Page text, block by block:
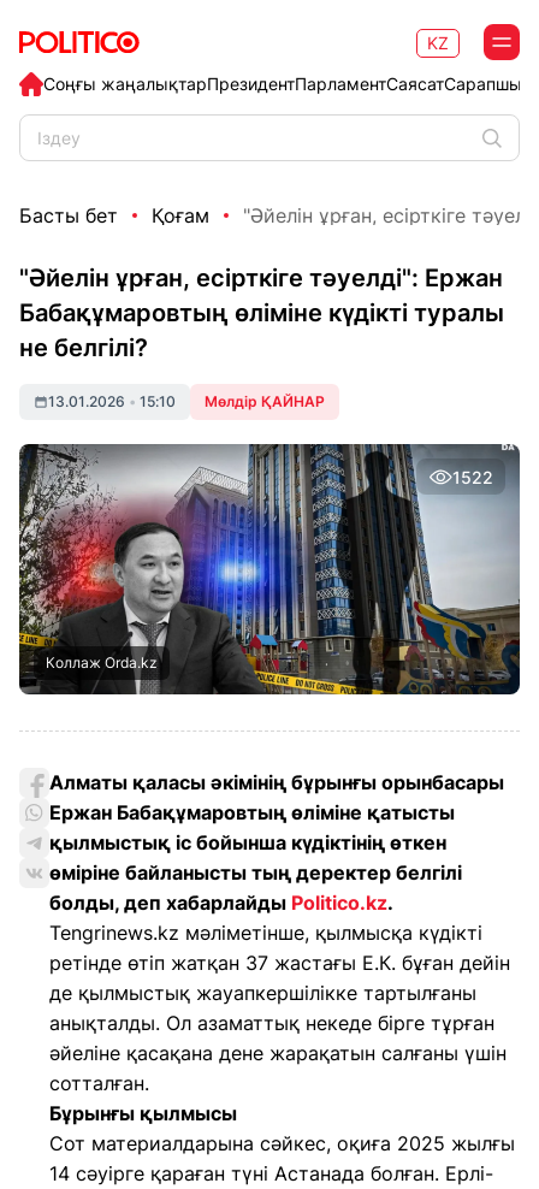
Соңғы жаңалықтарПрезидентПарламентСаясат
KZ
Басты бет Қоғам "Әйелін ұрған, есірткіге
"Әйелін ұрған, есірткіге тәуелді": Ержан
Бабақұмаровтың өліміне күдікті туралы
не белгілі?
13.01.2026 • 15:10 Мөлдір ҚАЙНАР
1522
Коллаж Orda.kz
Алматы қаласы әкімінің бұрынғы орынбасары
Ержан Бабақұмаровтың өліміне қатысты
қылмыстық іс бойынша күдіктінің өткен
өміріне байланысты тың деректер белгілі
болды, деп хабарлайды Politico.kz.
Tengrinews.kz мәліметінше, қылмысқа күдікті
ретінде өтіп жатқан 37 жастағы Е.К. бұған дейін
де қылмыстық жауапкершілікке тартылғаны
анықталды. Ол азаматтық некеде бірге тұрған
әйеліне қасақана дене жарақатын салғаны үшін
сотталған.
Бұрынғы қылмысы
Сот материалдарына сәйкес, оқиға 2025 жылғы
14 сәуірге қараған түні Астанада болған. Ерлі-